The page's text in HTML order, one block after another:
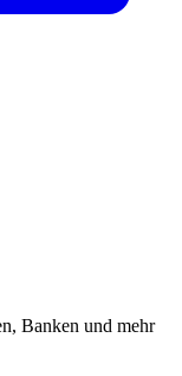
Banken und mehr